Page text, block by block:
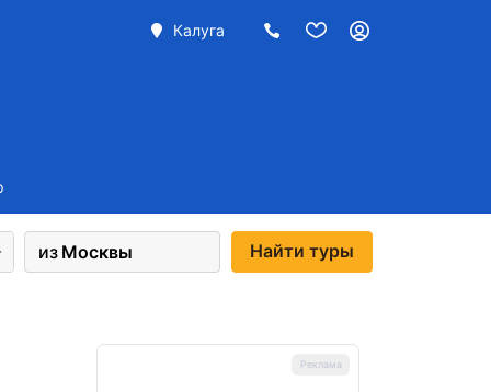
Калуга
Найти туры